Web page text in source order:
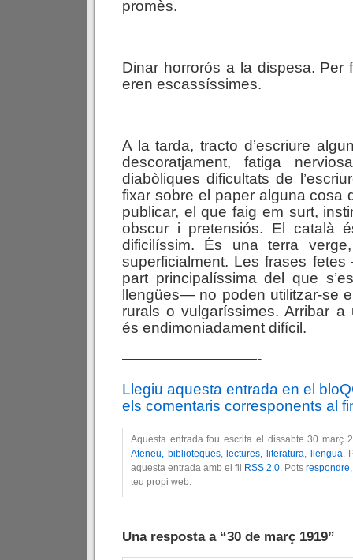
promès.
Dinar horrorós a la dispesa. Per
eren escassíssimes.
A la tarda, tracto d’escriure
descoratjament, fatiga
diabòliques dificultats de
fixar sobre el paper alguna cosa
publicar, el que faig em surt,
obscur i pretensiós. El català
dificilíssim. És una terra
superficialment. Les frases
part principalíssima del que
llengües— no poden utilitzar-se
rurals o vulgaríssimes. Arribar a
és endimoniadament difícil.
—————————-
Llegiu aquesta entrada en el
els comentaris corresponents al
Aquesta entrada fou escrita el dissabte 30 març
Ateneu, biblioteques, lectures, literatura, llengua.
aquesta entrada amb el fil
RSS 2.0. Pots respondre
teu propi web.
Una resposta a “30 de març 1919”